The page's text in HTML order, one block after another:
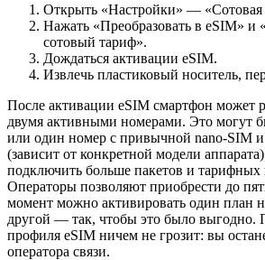
Открыть «Настройки» — «Сотовая
Нажать «Преобразовать в eSIM» и
сотовый тариф».
Дождаться активации eSIM.
Извлечь пластиковый носитель,
После активации eSIM смартфон может
двумя активными номерами. Это могут
или один номер с привычной nano-SIM
(зависит от конкретной модели
подключить больше пакетов и тарифных
Операторы позволяют приобрести до
момент можно активировать один план
другой — так, чтобы это было выгодно.
профиля eSIM ничем не грозит: вы
оператора связи.